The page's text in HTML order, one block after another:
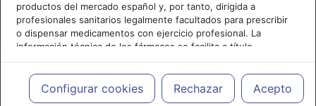
Cancelar
productos del mercado español y, por tanto, dirigida a
profesionales sanitarios legalmente facultados para prescribir
o dispensar medicamentos con ejercicio profesional. La
información técnica de los fármacos se facilita a título
meramente informativo, siendo responsabilidad de los
profesionales facultados prescribir medicamentos y decidir, en
cada caso concreto, el tratamiento más adecuado a las
necesidades del paciente.
Configurar cookies Rechazar Acepto
Actualidad y Artículos|Neurociencias